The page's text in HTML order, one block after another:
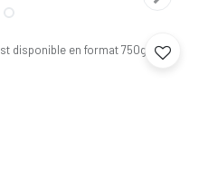
disponible en format 750g et